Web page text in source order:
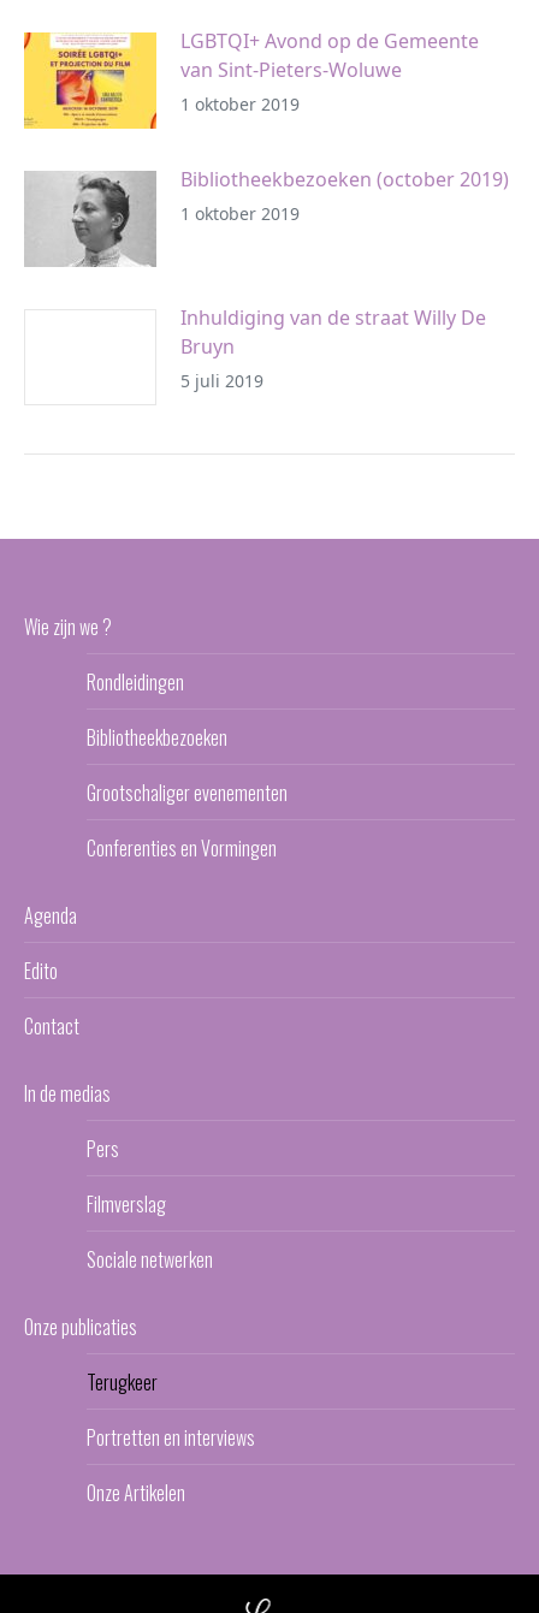
LGBTQI+ Avond op de Gemeente
van Sint-Pieters-Woluwe
1 oktober 2019
Bibliotheekbezoeken (october 2019)
1 oktober 2019
Inhuldiging van de straat Willy De
Bruyn
5 juli 2019
Wie zijn we ?
Rondleidingen
Bibliotheekbezoeken
Grootschaliger evenementen
Conferenties en Vormingen
Agenda
Edito
Contact
In de medias
Pers
Filmverslag
Sociale netwerken
Onze publicaties
Terugkeer
Portretten en interviews
Onze Artikelen